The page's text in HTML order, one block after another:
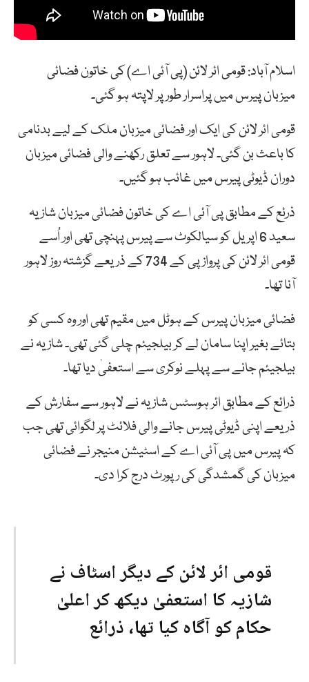
اسلام آباد: قومی ائر لائن (پی آئی اے) کی خاتون فضائی
میزبان پیرس میں پراسرار طور پر لاپتہ ہو گئی۔
قومی ائر لائن کی ایک اور فضائی میزبان ملک کے لیے بدنامی
کا باعث بن گئی۔ لاہور سے تعلق رکھنے والی فضائی میزبان
دوران ڈیوٹی پیرس میں غائب ہو گئیں۔
ذرئع کے مطابق پی آئی اے کی خاتون فضائی میزبان شازیہ
سعید 6 اپریل کو سیالکوٹ سے پیرس پہنچی تھی اور اُسے
قومی ائر لائن کی پرواز پی کے 734 کے ذریعے گزشتہ روز لاہور
آنا تھا۔
فضائی میزبان پیرس کے ہوٹل میں مقیم تھی اور وہ کسی کو
بتائے بغیر اپنا سامان لے کر بیلجیئم چلی گئی تھی۔ شازیہ نے
بیلجیئم جانے سے پہلے نوکری سے استعفیٰ دیا تھا۔
ذرائع کے مطابق ائر ہوسٹس شازیہ نے لاہور سے سفارش کے
ذریعے اپنی ڈیوٹی پیرس جانے والی فلائٹ پر لگوائی تھی جب
کہ پیرس میں پی آئی اے کے اسٹیشن منیجر نے فضائی
میزبان کی گمشدگی کی رپورٹ درج کرا دی۔
قومی ائر لائن کے دیگر اسٹاف نے
شازیہ کا استعفیٰ دیکھ کر اعلیٰ
حکام کو آگاہ کیا تھا، ذرائع